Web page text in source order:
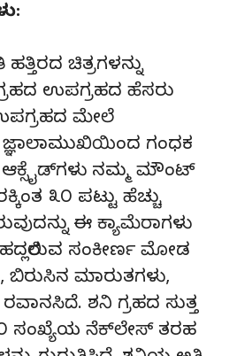
ಚಿತ್ರಗಳನ್ನು
ಉಪಗ್ರಹದ ಹೆಸರು
ಮೇಲೆ
ಜ್ಞಾಲಾಮುಖಿಯಿಂದ ಗಂಧಕ
ಆಕ್ಸೈಡ್‌ಗಳು ನಮ್ಮ ಮೌಂಟ್
೩೦ ಪಟ್ಟು ಹೆಚ್ಚು
ಈ ಕ್ಯಾಮೆರಾಗಳು
ಸಂಕೀರ್ಣ ಮೋಡ
ಬಿರುಸಿನ ಮಾರುತಗಳು,
ರವಾನಸಿದೆ. ಶನಿ ಗ್ರಹದ ಸುತ್ತ
ಸಂಖ್ಯೆಯ ನೆಕ್‌ಲೇಸ್ ತರಹ